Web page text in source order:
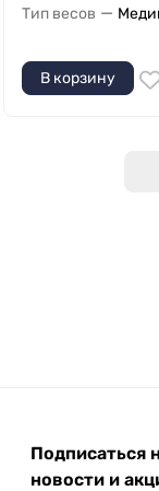
Тип весов —
В корзину
Подписаться
новости и